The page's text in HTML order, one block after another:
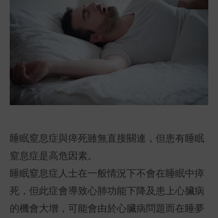
睡眠窒息症與瘁死雖無直接關連，但患有睡眠
窒息症是高危因素。
睡眠窒息症人士在一般情況下不會在睡眠中瘁
死，但此症會導致心肺功能下降及患上心臟病
的機會大增，可能會由於心臟病問題而在睡夢